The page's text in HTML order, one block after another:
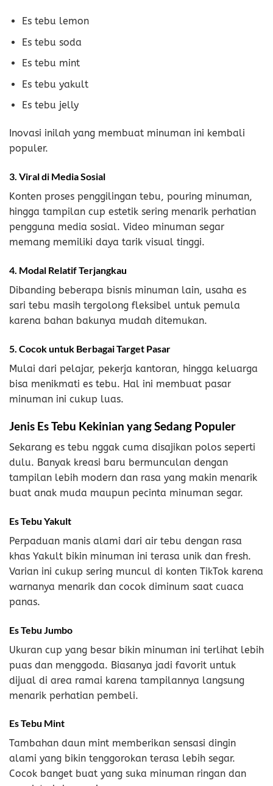
Es tebu lemon
Es tebu soda
Es tebu mint
Es tebu yakult
Es tebu jelly
Inovasi inilah yang membuat minuman ini kembali
populer.
3. Viral di Media Sosial
Konten proses penggilingan tebu, pouring minuman,
hingga tampilan cup estetik sering menarik perhatian
pengguna media sosial. Video minuman segar
memang memiliki daya tarik visual tinggi.
4. Modal Relatif Terjangkau
Dibanding beberapa bisnis minuman lain, usaha es
sari tebu masih tergolong fleksibel untuk pemula
karena bahan bakunya mudah ditemukan.
5. Cocok untuk Berbagai Target Pasar
Mulai dari pelajar, pekerja kantoran, hingga keluarga
bisa menikmati es tebu. Hal ini membuat pasar
minuman ini cukup luas.
Jenis Es Tebu Kekinian yang Sedang Populer
Sekarang es tebu nggak cuma disajikan polos seperti
dulu. Banyak kreasi baru bermunculan dengan
tampilan lebih modern dan rasa yang makin menarik
buat anak muda maupun pecinta minuman segar.
Es Tebu Yakult
Perpaduan manis alami dari air tebu dengan rasa
khas Yakult bikin minuman ini terasa unik dan fresh.
Varian ini cukup sering muncul di konten TikTok karena
warnanya menarik dan cocok diminum saat cuaca
panas.
Es Tebu Jumbo
Ukuran cup yang besar bikin minuman ini terlihat lebih
puas dan menggoda. Biasanya jadi favorit untuk
dijual di area ramai karena tampilannya langsung
menarik perhatian pembeli.
Es Tebu Mint
Tambahan daun mint memberikan sensasi dingin
alami yang bikin tenggorokan terasa lebih segar.
Cocok banget buat yang suka minuman ringan dan